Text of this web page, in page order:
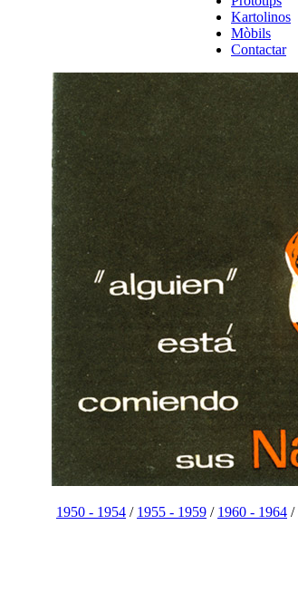
Kartolinos
Mòbils
Contactar
1950 - 1954 / 1955 - 1959 / 1960 - 1964 /